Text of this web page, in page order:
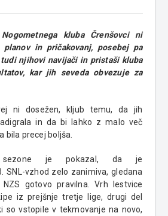
kluba Črenšovci ni
in pričakovanj, posebej pa
njihovi navijači in pristaši kluba
kar jih seveda obvezuje za
ni dosežen, kljub temu, da jih
in da bi lahko z malo več
bila precej boljša.
sezone je pokazal, da je
SNL-vzhod zelo zanimiva, gledana
gotovo pravilna. Vrh lestvice
iz prejšnje tretje lige, drugi del
so vstopile v tekmovanje na novo,